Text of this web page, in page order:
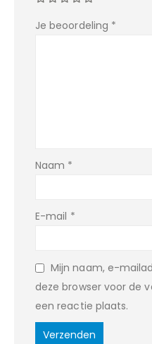
Je beoordeling *
Naam *
E-mail *
Mijn naam, e-
deze browser voor de
een reactie plaats.